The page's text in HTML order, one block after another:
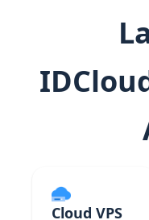
Cloud VPS